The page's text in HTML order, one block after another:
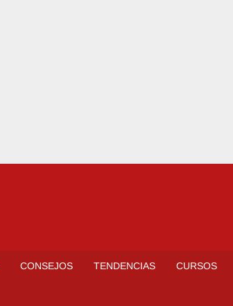
CONSEJOS TENDENCIAS CURSOS